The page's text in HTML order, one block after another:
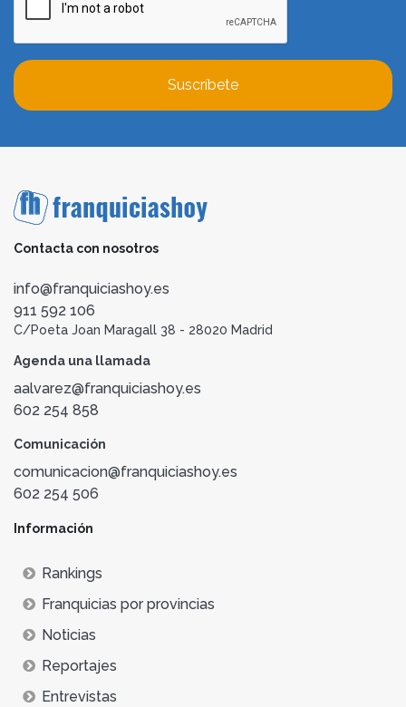
Suscríbete
Contacta con nosotros
info@franquiciashoy.es
911 592 106
C/Poeta Joan Maragall 38 - 28020 Madrid
Agenda una llamada
aalvarez@franquiciashoy.es
602 254 858
Comunicación
comunicacion@franquiciashoy.es
602 254 506
Información
Rankings
Franquicias por provincias
Noticias
Reportajes
Entrevistas